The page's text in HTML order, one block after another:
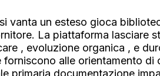
vanta un esteso gioca
La piattaforma lasciare
, evoluzione organica , e
forniscono alle orientamento
primaria documentazione